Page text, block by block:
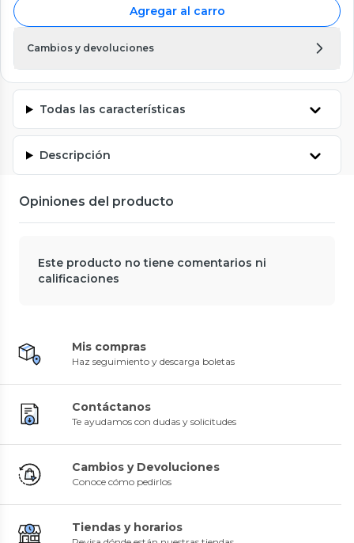
Agregar al carro
Cambios y devoluciones
Todas las características
Descripción
Opiniones del producto
Este producto no tiene comentarios ni
calificaciones
Mis compras
Haz seguimiento y descarga boletas
Contáctanos
Te ayudamos con dudas y solicitudes
Cambios y Devoluciones
Conoce cómo pedirlos
Tiendas y horarios